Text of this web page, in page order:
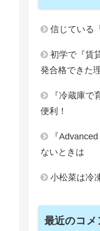
信じている
初学で『賃
発合格できた
『冷蔵庫で
便利！
『
ないときは
小松菜は冷
最近のコメ